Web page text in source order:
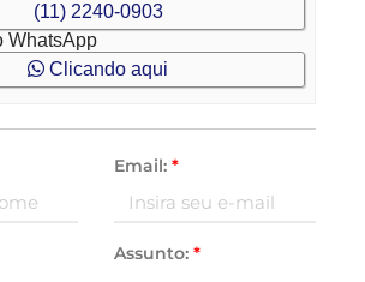
(11) 2240-0903
WhatsApp
Clicando aqui
Email: *
Assunto: *